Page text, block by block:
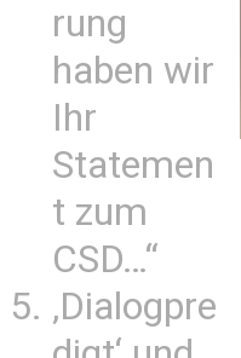
rung
haben wir
Ihr
Statemen
t zum
CSD…“
‚Dialogpre